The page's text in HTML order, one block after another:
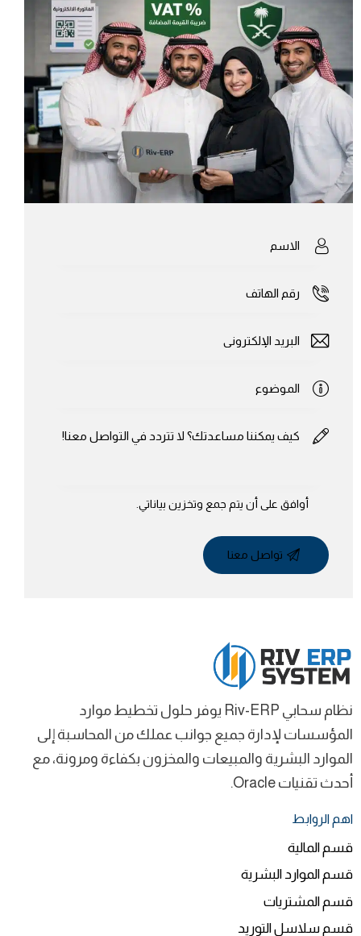
أوافق على أن يتم جمع وتخزين بياناتي
نظام سحابي Riv-ERP يوفر حلول تخطيط موارد
المؤسسات لإدارة جميع جوانب عملك من المحاسبة إلى
الموارد البشرية والمبيعات والمخزون بكفاءة ومرونة، مع
أحدث تقنيات Oracle.
اهم الروابط
قسم المالية
قسم الموارد البشرية
قسم المشتريات
قسم سلاسل التوريد